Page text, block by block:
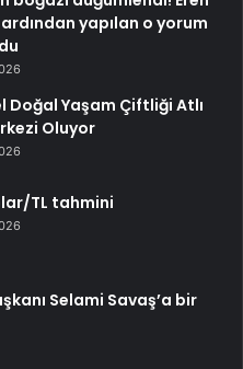
ardından yapılan o yorum
Doğal Yaşam Çiftliği Atlı
Oluyor
TL tahmini
Selami Savaş’a bir